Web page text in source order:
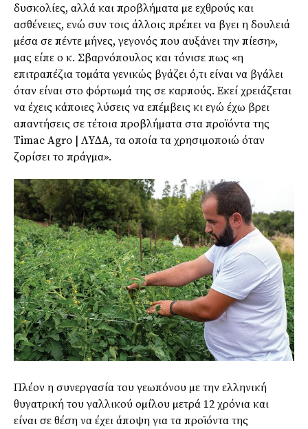
δυσκολίες, αλλά και προβλήµατα µε εχθρούς και
ασθένειες, ενώ συν τοις άλλοις πρέπει να βγει η δουλειά
µέσα σε πέντε µήνες, γεγονός που αυξάνει την πίεση»,
µας είπε ο κ. Σβαρνόπουλος και τόνισε πως «η
επιτραπέζια τοµάτα γενικώς βγάζει ό,τι είναι να βγάλει
όταν είναι στο φόρτωµά της σε καρπούς. Εκεί χρειάζεται
να έχεις κάποιες λύσεις να επέµβεις κι εγώ έχω βρει
απαντήσεις σε τέτοια προβλήµατα στα προϊόντα της
Timac Agro | ΛΥ∆Α, τα οποία τα χρησιµοποιώ όταν
ζορίσει το πράγµα».
Πλέον η συνεργασία του γεωπόνου µε την ελληνική
θυγατρική του γαλλικού οµίλου µετρά 12 χρόνια και
είναι σε θέση να έχει άποψη για τα προϊόντα της